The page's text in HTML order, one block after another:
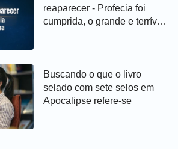
reaparecer - Profecia foi
cumprida, o grande e terrível
Buscando o que o livro
selado com sete selos em
Apocalipse refere-se